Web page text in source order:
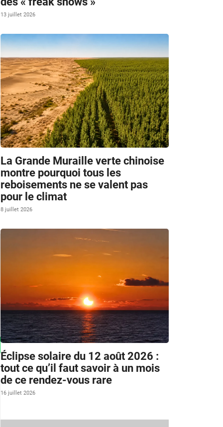
13 juillet 2026
La Grande Muraille verte chinoise
montre pourquoi tous les
reboisements ne se valent pas
pour le climat
8 juillet 2026
Éclipse solaire du 12 août 2026 :
tout ce qu’il faut savoir à un mois
de ce rendez-vous rare
16 juillet 2026